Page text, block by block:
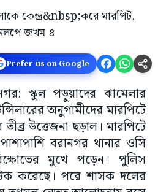
Prefer us on Google
স্কুল পড়ুয়াদের ঝামেলার
অনুগামীদের মারপিটে
উত্তেজনা ছড়াল। মারপিটে
বরানগর থানার ওসি
মুখে পড়েন। পুলিস
করেছে। পরে শাসক দলের